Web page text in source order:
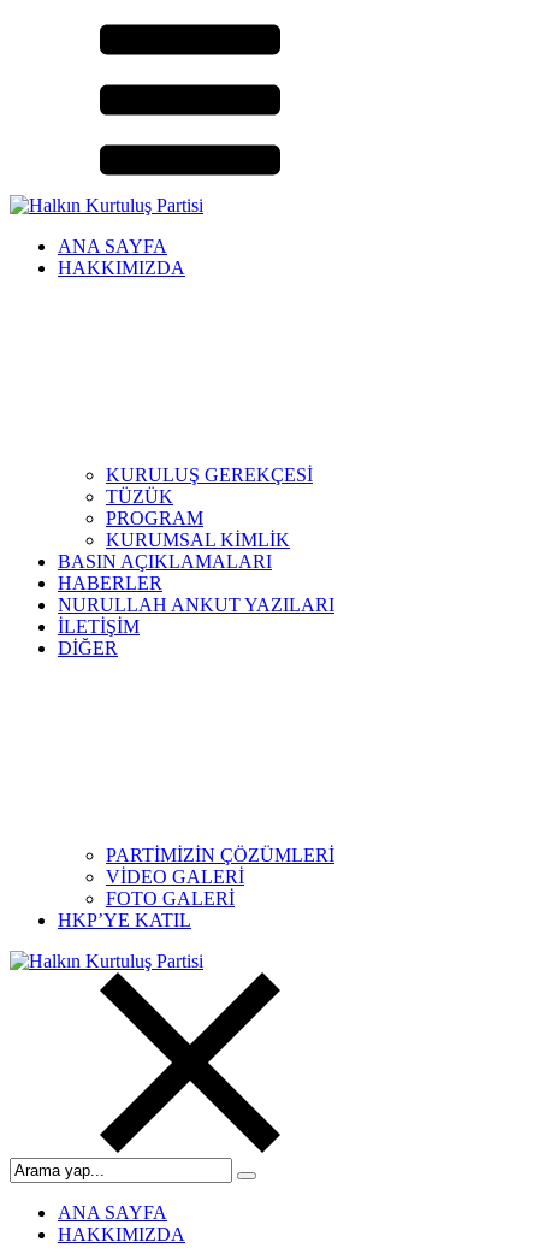
ANA SAYFA
HAKKIMIZDA
KURULUŞ GEREKÇESİ
TÜZÜK
PROGRAM
KURUMSAL KİMLİK
BASIN AÇIKLAMALARI
HABERLER
NURULLAH ANKUT YAZILARI
İLETİŞİM
DİĞER
PARTİMİZİN ÇÖZÜMLERİ
VİDEO GALERİ
FOTO GALERİ
HKP’YE KATIL
ANA SAYFA
HAKKIMIZDA